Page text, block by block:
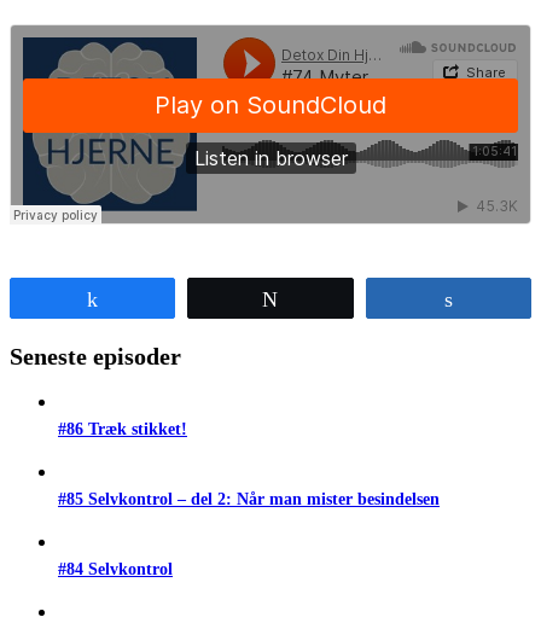
Seneste episoder
#86 Træk stikket!
#85 Selvkontrol – del 2: Når man mister besindelsen
#84 Selvkontrol